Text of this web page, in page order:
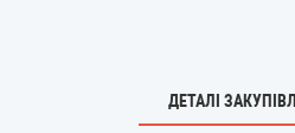
ДЕТАЛІ ЗАКУПІВЛІ